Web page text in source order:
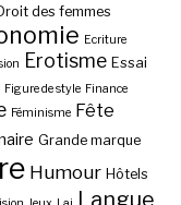
des femmes
Ecriture
Erotisme Essai
Figure de style Finance
Féminisme Fête
Grande marque
Humour Hôtels